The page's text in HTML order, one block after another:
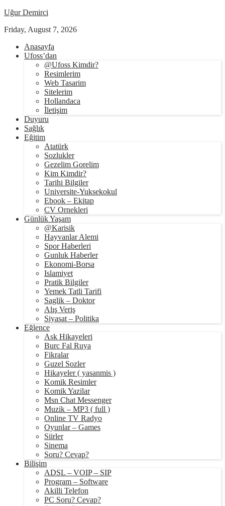
Uğur Demirci
Friday, August 7, 2026
Anasayfa
Ufoss’dan
@Ufoss Kimdir?
Resimlerim
Web Tasarim
Sitelerim
Hollandaca
İletişim
Duyuru
Sağlık
Eğitim
Atatürk
Sozlukler
Gezelim Gorelim
Kim Kimdir?
Tarihi Bilgiler
Universite-Yuksekokul
Ebook – Ekitap
CV Ornekleri
Günlük Yaşam
@Karisik
Hayvanlar Alemi
Spor Haberleri
Gunluk Haberler
Ekonomi-Borsa
Islamiyet
Pratik Bilgiler
Yemek Tatli Tarifi
Saglik – Doktor
Alış Veriş
Siyasat – Politika
Eğlence
Ask Hikayeleri
Burc Fal Ruya
Fikralar
Guzel Sozler
Hikayeler ( yasanmis )
Komik Resimler
Komik Yazilar
Msn Chat Messenger
Muzik – MP3 ( full )
Online TV Radyo
Oyunlar – Games
Siirler
Sinema
Soru? Cevap?
Bilişim
ADSL – VOIP – SIP
Program – Software
Akilli Telefon
PC Soru? Cevap?